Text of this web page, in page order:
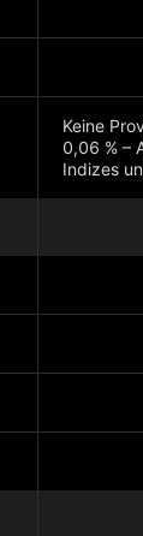
Keine
0,06 % –
Indizes